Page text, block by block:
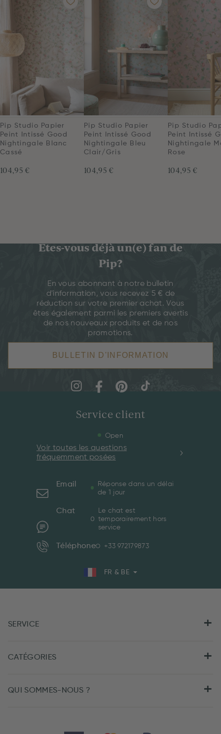
Pip Studio Papier
Peint Intissé Good
Nightingale Blanc
Cassé
104,95 €
Pip Studio Papier
Peint Intissé Good
Nightingale Bleu
Clair/Gris
104,95 €
Pip Studio
Peint Intissé
Nightingale
Rose
104,95 €
Êtes-vous déjà un(e) fan de
Pip?
En vous abonnant à notre bulletin
d'information, vous recevez 5 € de
réduction sur votre premier achat. Vous
êtes également parmi les premiers avertis
de nos nouveaux produits et de nos
promotions.
BULLETIN D'INFORMATION
Service client
Open
Voir toutes les questions
fréquemment posées
Email
Réponse dans un délai
de 1 jour
Chat
Le chat est
temporairement hors
service
Téléphone +33 972179873
FR & BE
SERVICE
CATÉGORIES
QUI SOMMES-NOUS ?